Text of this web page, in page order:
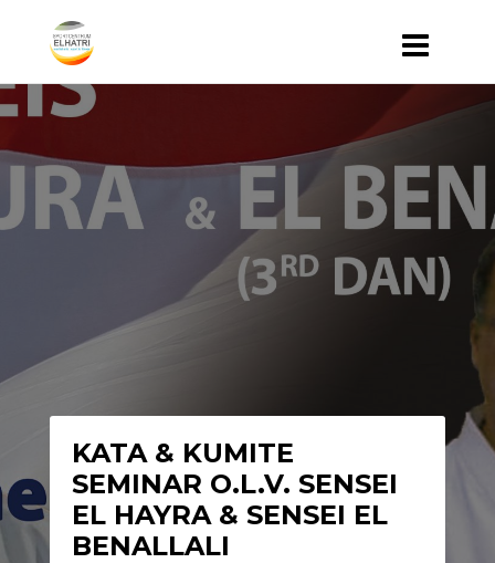
KATA & KUMITE
SEMINAR O.L.V. SENSEI
EL HAYRA & SENSEI EL
BENALLALI